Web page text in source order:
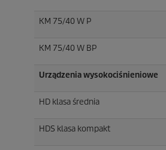
KM 75/40 W P
KM 75/40 W BP
Urządzenia wysokociśnieniowe
HD klasa średnia
HDS klasa kompakt